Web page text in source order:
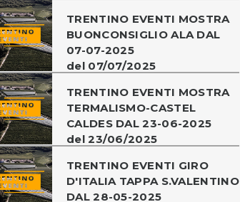
TRENTINO EVENTI MOSTRA
BUONCONSIGLIO ALA DAL
07-07-2025
del 07/07/2025
TRENTINO EVENTI MOSTRA
TERMALISMO-CASTEL
CALDES DAL 23-06-2025
del 23/06/2025
TRENTINO EVENTI GIRO
D'ITALIA TAPPA S.VALENTINO
DAL 28-05-2025